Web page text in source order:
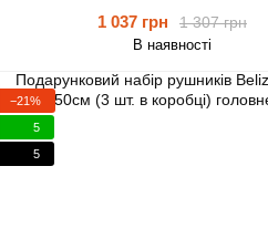
1 307 грн
1 037 грн
В наявності
−21%
5
5